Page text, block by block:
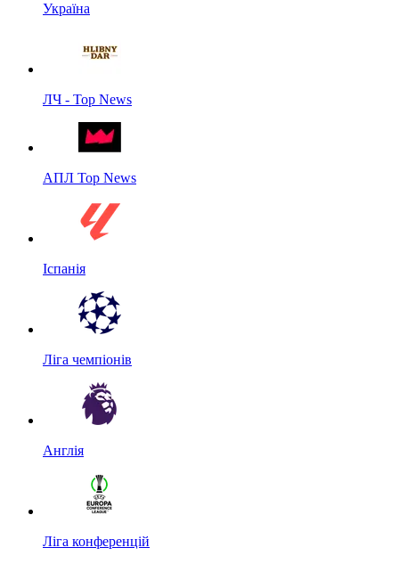
Україна
ЛЧ - Top News
АПЛ Top News
Іспанія
Ліга чемпіонів
Англія
Ліга конференцій